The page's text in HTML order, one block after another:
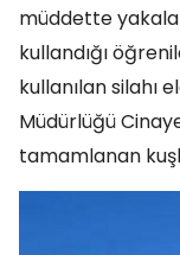
müddette
kullandığı
kullanılan silahı
Müdürlüğü
tamamlanan